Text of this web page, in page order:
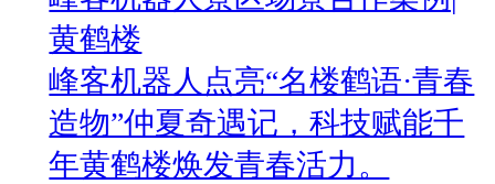
黄鹤楼
峰客机器人点亮“名楼鹤语·青春
造物”仲夏奇遇记，科技赋能千
年黄鹤楼焕发青春活力。